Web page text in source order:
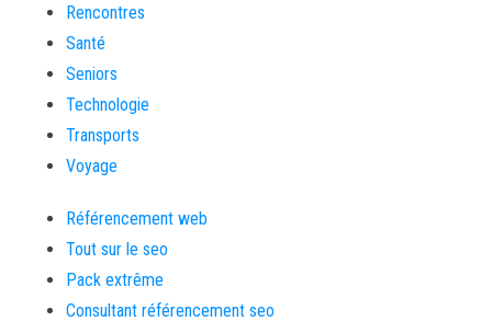
Rencontres
Santé
Seniors
Technologie
Transports
Voyage
Référencement web
Tout sur le seo
Pack extrême
Consultant référencement seo